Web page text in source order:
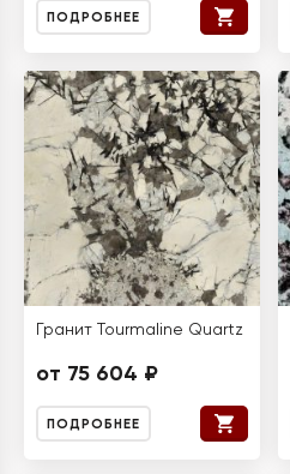
ПОДРОБНЕЕ
Гранит Tourmaline Quartz
от 75 604 ₽
ПОДРОБНЕЕ